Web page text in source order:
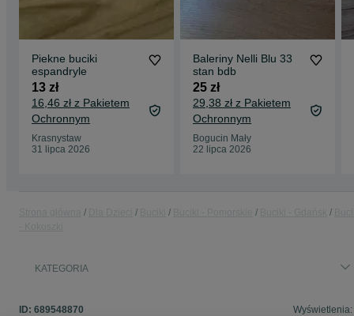
Piekne buciki
espandryle
13 zł
16,46 zł z Pakietem
Ochronnym
Krasnystaw
31 lipca 2026
Baleriny Nelli Blu 33
stan bdb
25 zł
29,38 zł z Pakietem
Ochronnym
Bogucin Mały
22 lipca 2026
KATEGORIA
ID: 689548870 Wyświetlenia: